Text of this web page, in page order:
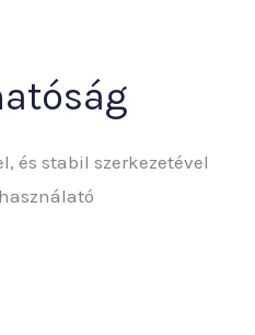
és stabil szerkezetével